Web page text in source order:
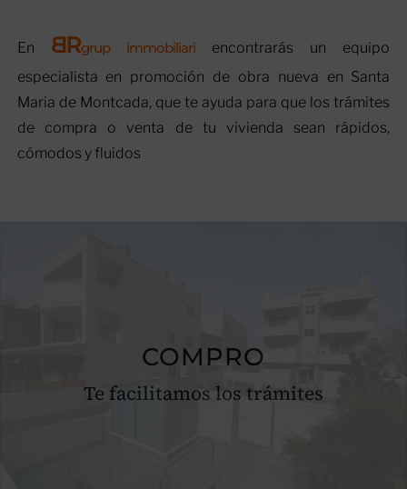
En BRgrup immobiliariencontrarás un equipo
especialista en promoción de obra nueva en Santa
Maria de Montcada, que te ayuda para que los trámites
de compra o venta de tu vivienda sean rápidos,
cómodos y fluidos
COMPRO
Te facilitamos los trámites